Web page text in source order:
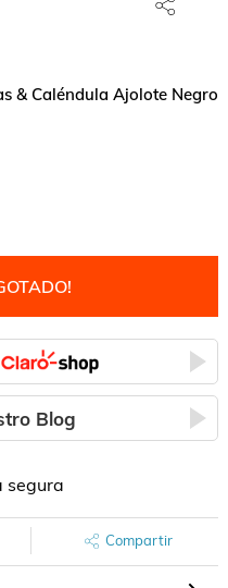
& Caléndula Ajolote Negro
Blog
segura
Compartir